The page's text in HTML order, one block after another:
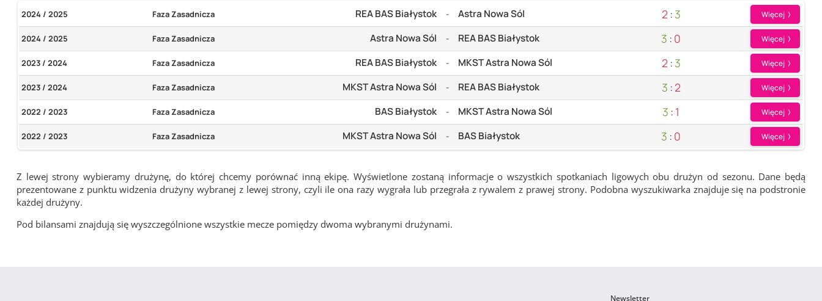
2024 / 2025 Faza Zasadnicza REA BAS Białystok - Astra Nowa Sól 2 : 3 Więcej
2024 / 2025 Faza Zasadnicza Astra Nowa Sól - REA BAS Białystok 3 : 0 Więcej
2023 / 2024 Faza Zasadnicza REA BAS Białystok - MKST Astra Nowa Sól 2 : 3 Więcej
2023 / 2024 Faza Zasadnicza MKST Astra Nowa Sól - REA BAS Białystok 3 : 2 Więcej
2022 / 2023 Faza Zasadnicza BAS Białystok - MKST Astra Nowa Sól 3 : 1 Więcej
2022 / 2023 Faza Zasadnicza MKST Astra Nowa Sól - BAS Białystok 3 : 0 Więcej
Z lewej strony wybieramy drużynę, do której chcemy porównać inną ekipę. Wyświetlone zostaną informacje o wszystkich spotkaniach ligowych obu drużyn od sezonu. Dane będą
prezentowane z punktu widzenia drużyny wybranej z lewej strony, czyli ile ona razy wygrała lub przegrała z rywalem z prawej strony. Podobna wyszukiwarka znajduje się na podstronie
każdej drużyny.
Pod bilansami znajdują się wyszczególnione wszystkie mecze pomiędzy dwoma wybranymi drużynami.
Newsletter